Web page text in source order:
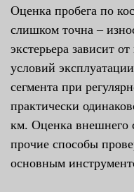
Оценка пробега по
слишком точна –
экстерьера зависит
условий
сегмента при
практически
км. Оценка внешнего
прочие способы
основным